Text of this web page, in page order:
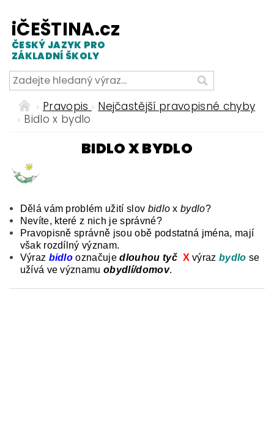
iČEŠTINA.cz
ČESKÝ JAZYK PRO
ZÁKLADNÍ ŠKOLY
Pravopis
Nejčastější pravopisné chyby
Bidlo x bydlo
BIDLO X BYDLO
Dělá vám problém užití slov bidlo xbydlo?
Nevíte, které z nich je správné?
Pravopisně správně jsou obě podstatná jména, mají
však rozdílný význam.
Výraz bidlo označujedlouhou tyč X výrazbydlo se
užívá ve významuobydlí/domov.